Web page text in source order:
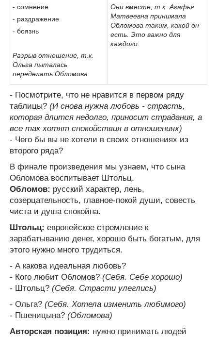
- сомнение
- раздражение
- боязнь
Разрыв отношение, т.к.
Ольга пыталась
переделать Обломова.
Они вместе, т.к. Агафья
Матвеевна принимала
Обломова таким, какой он
есть. Это важно для
каждого.
- Посмотрите, что не нравится в первом ряду
таблицы? (И снова нужна любовь - страсть,
которая длится недолго, приносит страдания, а
все так хотят спокойствия в отношениях)
- Чего бы вы не хотели в своих отношениях из
второго ряда?
В финале произведения мы узнаем, что сына
Обломова воспитывает Штольц.
Обломов: русский характер, лень,
созерцательность, главное-покой души, совесть
чиста и душа спокойна.
Штольц: европейское стремление к
зарабатыванию денег, хорошо быть богатым, для
этого нужно много трудиться.
- А какова идеальная любовь?
- Кого любит Обломов? (Себя. Себе хорошо)
- Штольц? (Себя. Страсти улеглись)
- Ольга? (Себя. Хотела изменить любимого)
- Пшеницына? (Обломова)
Авторская позиция: нужно принимать людей